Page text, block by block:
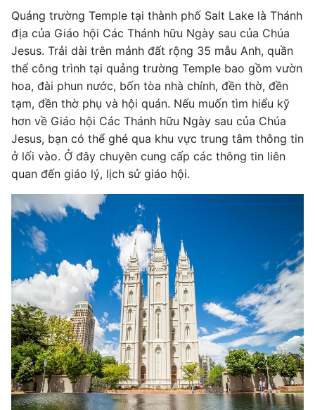
Quảng trường Temple tại thành phố Salt Lake là Thánh
địa của Giáo hội Các Thánh hữu Ngày sau của Chúa
Jesus. Trải dài trên mảnh đất rộng 35 mẫu Anh, quần
thể công trình tại quảng trường Temple bao gồm vườn
hoa, đài phun nước, bốn tòa nhà chính, đền thờ, đền
tạm, đền thờ phụ và hội quán. Nếu muốn tìm hiểu kỹ
hơn về Giáo hội Các Thánh hữu Ngày sau của Chúa
Jesus, bạn có thể ghé qua khu vực trung tâm thông tin
ở lối vào. Ở đây chuyên cung cấp các thông tin liên
quan đến giáo lý, lịch sử giáo hội.